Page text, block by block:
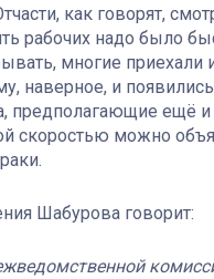
как говорят,
рабочих надо было
многие приехали
наверное, и
предполагающие ещё
скоростью можно
Шабурова говорит: